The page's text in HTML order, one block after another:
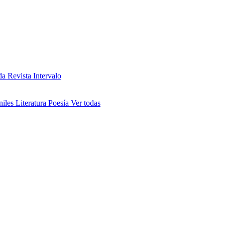
Revista Intervalo
Literatura Poesía Ver todas